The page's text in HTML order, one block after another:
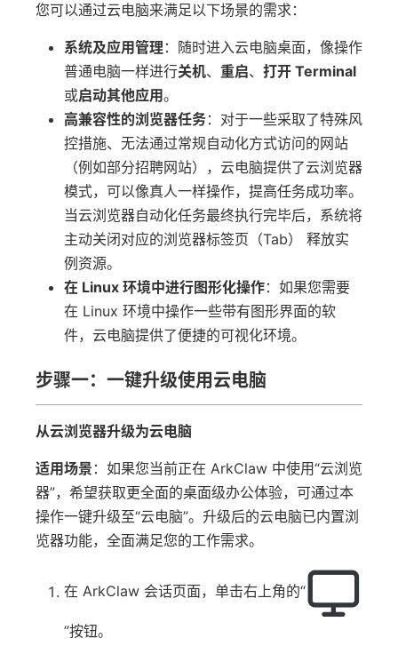
您可以通过云电脑来满足以下场景的需求：
系统及应用管理 ：随时进入云电脑桌面，像操作
普通电脑一样进行关机、 重启、 打开 Terminal
或启动其他应用。
高兼容性的浏览器任务：对于一些采取了特殊风
控措施、无法通过常规自动化方式访问的网站
（例如部分招聘网站），云电脑提供了云浏览器
模式，可以像真人一样操作，提高任务成功率。
当云浏览器自动化任务最终执行完毕后，系统将
主动关闭对应的浏览器标签页（Tab） 释放实
例资源。
在 Linux 环境中进行图形化操作：如果您需要
在 Linux 环境中操作一些带有图形界面的软
件，云电脑提供了便捷的可视化环境。
步骤一：一键升级使用云电脑
从云浏览器升级为云电脑
适用场景 ：如果您当前正在 ArkClaw 中使用“云浏览
器”，希望获取更全面的桌面级办公体验，可通过本
操作一键升级至“云电脑”。升级后的云电脑已内置浏
览器功能，全面满足您的工作需求。
在 ArkClaw 会话页面，单击右上角的“
”按钮。